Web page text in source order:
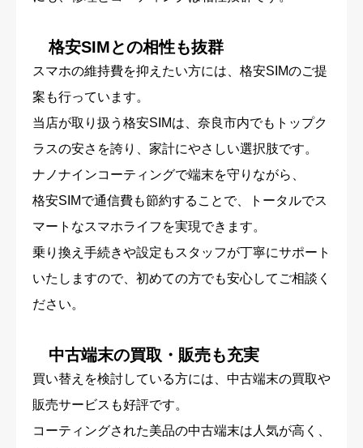
格安SIMとの相性も抜群
スマホの維持費を抑えたい方には、格安SIMのご提
案も行っています。
当店が取り扱う格安SIMは、奈良市内でもトップク
ラスの安さを誇り、家計にやさしい選択肢です。
ナノナインコーティングで端末を守りながら、
格安SIMで通信費も節約することで、トータルでス
マートなスマホライフを実現できます。
乗り換え手続きや設定もスタッフが丁寧にサポート
いたしますので、初めての方でも安心してご相談く
ださい。
中古端末の買取・販売も充実
買い替えを検討している方には、中古端末の買取や
販売サービスも好評です。
コーティングされた美品の中古端末は人気が高く、